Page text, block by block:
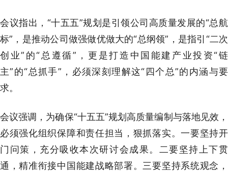
会议指出，“十五五”规划是引领公司高质量发展的“总航
标”，是推动公司做强做优做大的“总纲领”，是指引“二次
创业”的“总遵循”，更是打造中国能建产业投资“链
主”的“总抓手”，必须深刻理解这“四个总”的内涵与要
求。
会议强调，为确保“十五五”规划高质量编制与落地见效，
必须强化组织保障和责任担当，狠抓落实。一要坚持开
门问策，充分吸收本次研讨会成果。二要坚持上下贯
通，精准衔接中国能建战略部署。三要坚持系统观念，